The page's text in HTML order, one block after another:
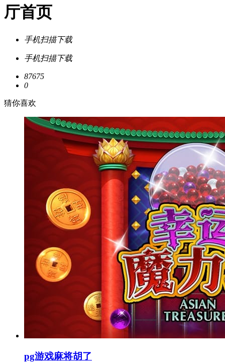
厅首页
手机扫描下载
手机扫描下载
87675
0
猜你喜欢
pg游戏麻将胡了